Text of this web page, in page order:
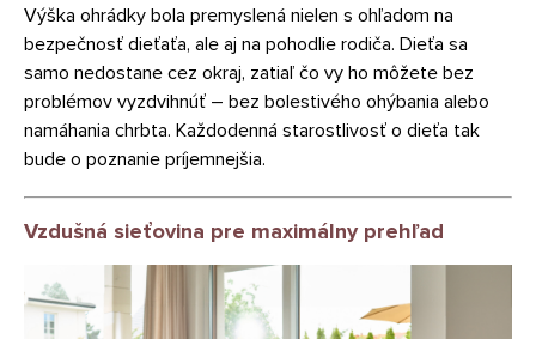
Výška ohrádky bola premyslená nielen s ohľadom na
bezpečnosť dieťaťa, ale aj na pohodlie rodiča. Dieťa sa
samo nedostane cez okraj, zatiaľ čo vy ho môžete bez
problémov vyzdvihnúť – bez bolestivého ohýbania alebo
namáhania chrbta. Každodenná starostlivosť o dieťa tak
bude o poznanie príjemnejšia.
Vzdušná sieťovina pre maximálny prehľad